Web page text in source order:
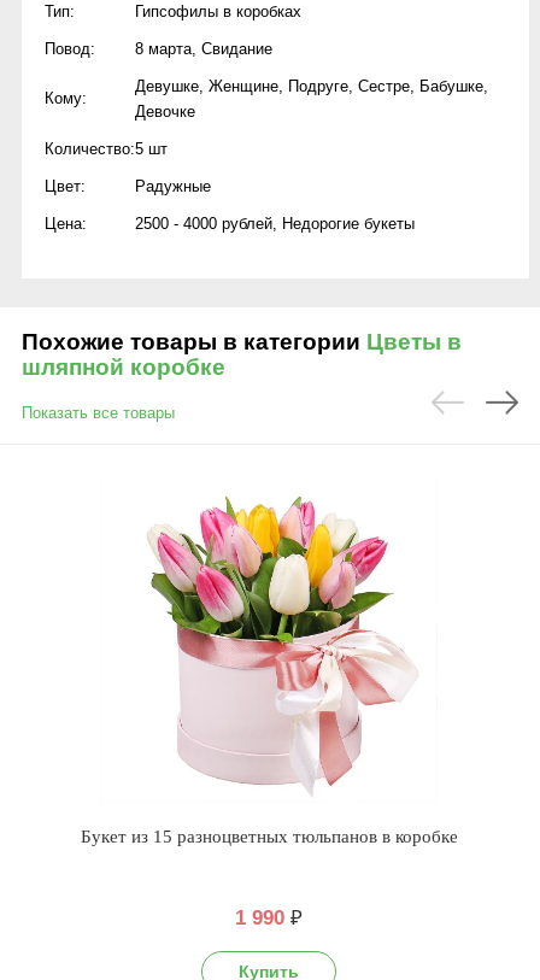
Тип: Гипсофилы в коробках
Повод: 8 марта Свидание
Кому:
Девушке Женщине Подруге Сестре Бабушке
Девочке
Количество:5 шт
Цвет: Радужные
Цена: 2500 - 4000 рублей Недорогие букеты
Похожие товары в категории Цветы в
шляпной коробке
Показать все товары
Букет из 15 разноцветных тюльпанов в коробке
1 990 ₽